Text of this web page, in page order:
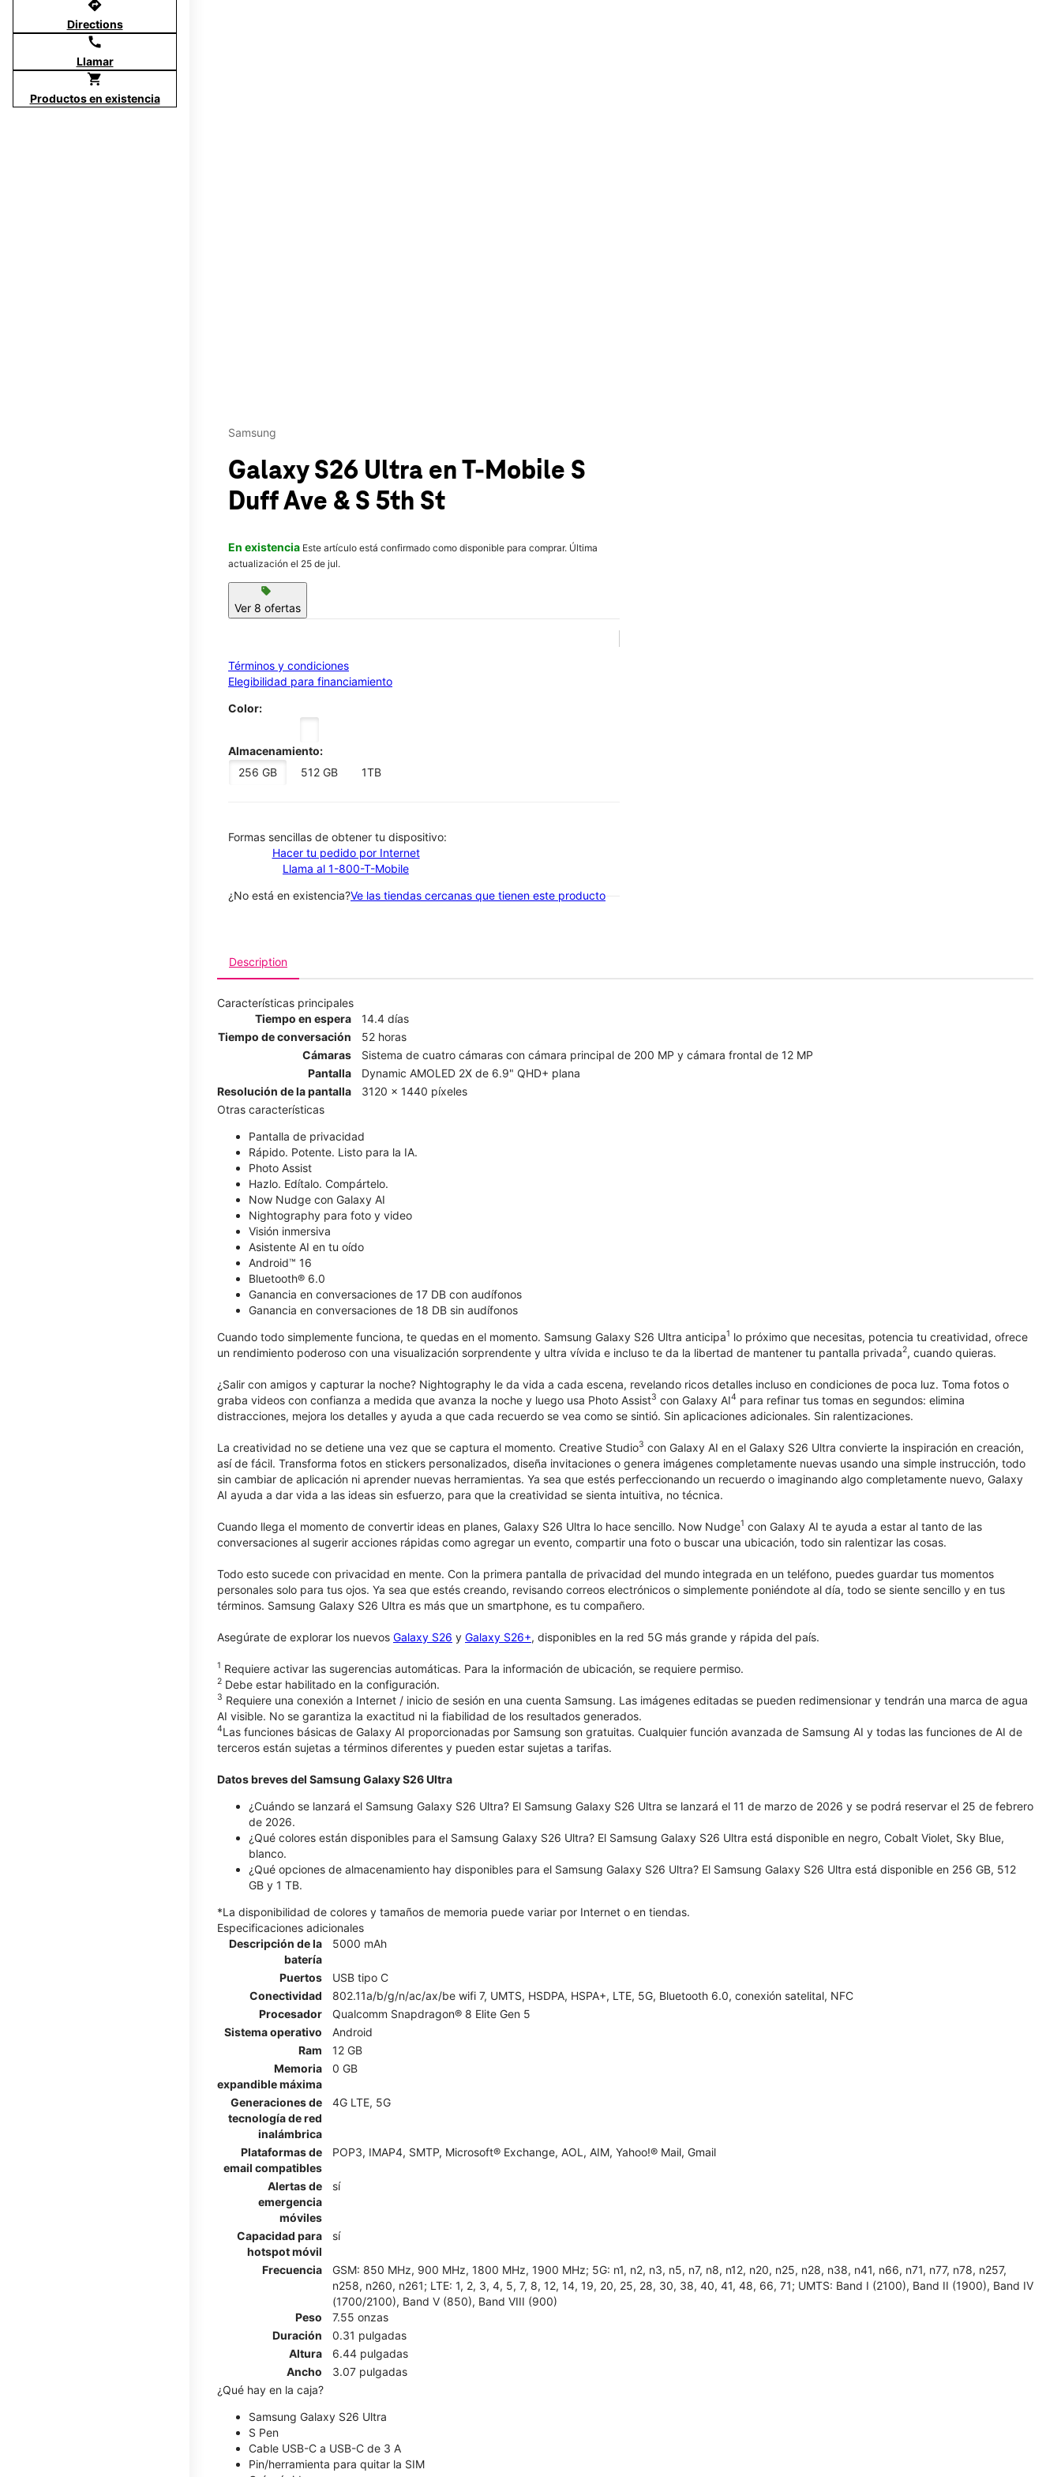
directions
Directions
call
Llamar
shopping_cart
Productos en existencia
Samsung
Galaxy S26 Ultra en T-Mobile S
Duff Ave & S 5th St
En existencia Este artículo está confirmado como disponible para comprar. Última
actualización el 25 de jul.
sell
Ver 8 ofertas
Términos y condiciones
Elegibilidad para financiamiento
Color:
Almacenamiento:
256 GB
512 GB 1TB
​​​​​​​Formas sencillas de obtener tu dispositivo:
Hacer tu pedido por Internet
Llama al 1-800-T-Mobile
¿No está en existencia?Ve las tiendas cercanas que tienen este producto
Description
Características principales
Tiempo en espera
14.4 días
Tiempo de conversación
52 horas
Cámaras
Sistema de cuatro cámaras con cámara principal de 200 MP y cámara frontal de 12 MP
Pantalla
Dynamic AMOLED 2X de 6.9" QHD+ plana
Resolución de la pantalla
3120 x 1440 píxeles
Otras características
​​​​​​​Pantalla de privacidad
Rápido. Potente. Listo para la IA.
Photo Assist
Hazlo. Edítalo. Compártelo.
Now Nudge con Galaxy AI
Nightography para foto y video
Visión inmersiva
Asistente AI en tu oído
Android™ 16
Bluetooth® 6.0
Ganancia en conversaciones de 17 DB con audífonos
Ganancia en conversaciones de 18 DB sin audífonos
Cuando todo simplemente funciona, te quedas en el momento. Samsung Galaxy S26 Ultra anticipa1 lo próximo que necesitas, potencia tu creatividad, ofrece
un rendimiento poderoso con una visualización sorprendente y ultra vívida e incluso te da la libertad de mantener tu pantalla privada2, cuando quieras.
¿Salir con amigos y capturar la noche? Nightography le da vida a cada escena, revelando ricos detalles incluso en condiciones de poca luz. Toma fotos o
graba videos con confianza a medida que avanza la noche y luego usa Photo Assist3 con Galaxy AI4 para refinar tus tomas en segundos: elimina
distracciones, mejora los detalles y ayuda a que cada recuerdo se vea como se sintió. Sin aplicaciones adicionales. Sin ralentizaciones.
La creatividad no se detiene una vez que se captura el momento. Creative Studio3 con Galaxy AI en el Galaxy S26 Ultra convierte la inspiración en creación,
así de fácil. Transforma fotos en stickers personalizados, diseña invitaciones o genera imágenes completamente nuevas usando una simple instrucción, todo
sin cambiar de aplicación ni aprender nuevas herramientas. Ya sea que estés perfeccionando un recuerdo o imaginando algo completamente nuevo, Galaxy
AI ayuda a dar vida a las ideas sin esfuerzo, para que la creatividad se sienta intuitiva, no técnica.
Cuando llega el momento de convertir ideas en planes, Galaxy S26 Ultra lo hace sencillo. Now Nudge1 con Galaxy AI te ayuda a estar al tanto de las
conversaciones al sugerir acciones rápidas como agregar un evento, compartir una foto o buscar una ubicación, todo sin ralentizar las cosas.
Todo esto sucede con privacidad en mente. Con la primera pantalla de privacidad del mundo integrada en un teléfono, puedes guardar tus momentos
personales solo para tus ojos. Ya sea que estés creando, revisando correos electrónicos o simplemente poniéndote al día, todo se siente sencillo y en tus
términos. Samsung Galaxy S26 Ultra es más que un smartphone, es tu compañero.
Asegúrate de explorar los nuevos Galaxy S26 y Galaxy S26+, disponibles en la red 5G más grande y rápida del país.
1 Requiere activar las sugerencias automáticas. Para la información de ubicación, se requiere permiso.
2 Debe estar habilitado en la configuración.
3 Requiere una conexión a Internet / inicio de sesión en una cuenta Samsung. Las imágenes editadas se pueden redimensionar y tendrán una marca de agua
AI visible. No se garantiza la exactitud ni la fiabilidad de los resultados generados.
4Las funciones básicas de Galaxy AI proporcionadas por Samsung son gratuitas. Cualquier función avanzada de Samsung AI y todas las funciones de AI de
terceros están sujetas a términos diferentes y pueden estar sujetas a tarifas.
Datos breves del Samsung Galaxy S26 Ultra
¿Cuándo se lanzará el Samsung Galaxy S26 Ultra? El Samsung Galaxy S26 Ultra se lanzará el 11 de marzo de 2026 y se podrá reservar el 25 de febrero
de 2026.
¿Qué colores están disponibles para el Samsung Galaxy S26 Ultra? El Samsung Galaxy S26 Ultra está disponible en negro, Cobalt Violet, Sky Blue,
blanco.
¿Qué opciones de almacenamiento hay disponibles para el Samsung Galaxy S26 Ultra? El Samsung Galaxy S26 Ultra está disponible en 256 GB, 512
GB y 1 TB.
*La disponibilidad de colores y tamaños de memoria puede variar por Internet o en tiendas.
Especificaciones adicionales
Descripción de la
batería
5000 mAh
Puertos
USB tipo C
Conectividad
802.11a/b/g/n/ac/ax/be wifi 7, UMTS, HSDPA, HSPA+, LTE, 5G, Bluetooth 6.0, conexión satelital, NFC
Procesador
Qualcomm Snapdragon® 8 Elite Gen 5
Sistema operativo
Android
Ram
12 GB
Memoria
expandible máxima
0 GB
Generaciones de
tecnología de red
inalámbrica
4G LTE, 5G
Plataformas de
email compatibles
POP3, IMAP4, SMTP, Microsoft® Exchange, AOL, AIM, Yahoo!® Mail, Gmail
Alertas de
emergencia
móviles
sí
Capacidad para
hotspot móvil
sí
Frecuencia
GSM: 850 MHz, 900 MHz, 1800 MHz, 1900 MHz; 5G: n1, n2, n3, n5, n7, n8, n12, n20, n25, n28, n38, n41, n66, n71, n77, n78, n257,
n258, n260, n261; LTE: 1, 2, 3, 4, 5, 7, 8, 12, 14, 19, 20, 25, 28, 30, 38, 40, 41, 48, 66, 71; UMTS: Band I (2100), Band II (1900), Band IV
(1700/2100), Band V (850), Band VIII (900)
Peso
7.55 onzas
Duración
0.31 pulgadas
Altura
6.44 pulgadas
Ancho
3.07 pulgadas
¿Qué hay en la caja?
Samsung Galaxy S26 Ultra
S Pen
Cable USB-C a USB-C de 3 A
Pin/herramienta para quitar la SIM